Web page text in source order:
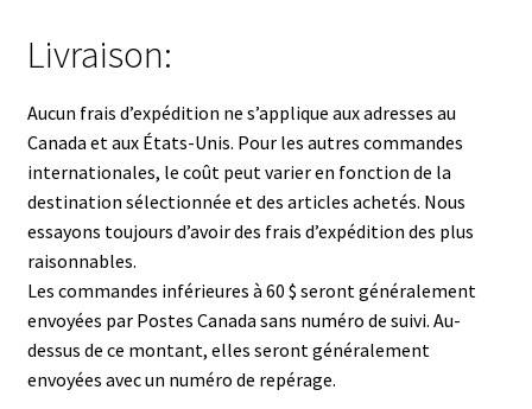
Livraison:
Aucun frais d’expédition ne s’applique aux adresses au
Canada et aux États-Unis. Pour les autres commandes
internationales, le coût peut varier en fonction de la
destination sélectionnée et des articles achetés. Nous
essayons toujours d’avoir des frais d’expédition des plus
raisonnables.
Les commandes inférieures à 60 $ seront généralement
envoyées par Postes Canada sans numéro de suivi. Au-
dessus de ce montant, elles seront généralement
envoyées avec un numéro de repérage.